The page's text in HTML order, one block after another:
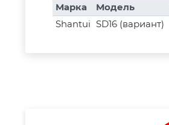
Марка Модель
Shantui SD16 (вариант)